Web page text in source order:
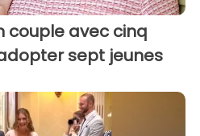
couple avec cinq
sept jeunes